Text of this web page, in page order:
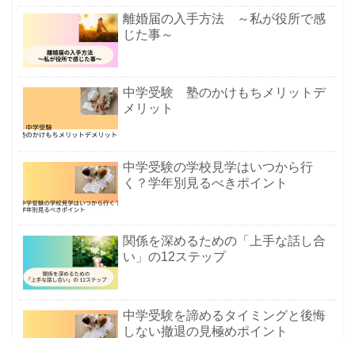
離婚届の入手方法 ～私が役所で感
じた事～
中学受験 塾のかけもちメリットデ
メリット
中学受験の学校見学はいつから行
く？学年別見るべきポイント
関係を深めるための「上手な話し合
い」の12ステップ
中学受験を諦めるタイミングと後悔
しない撤退の見極めポイント